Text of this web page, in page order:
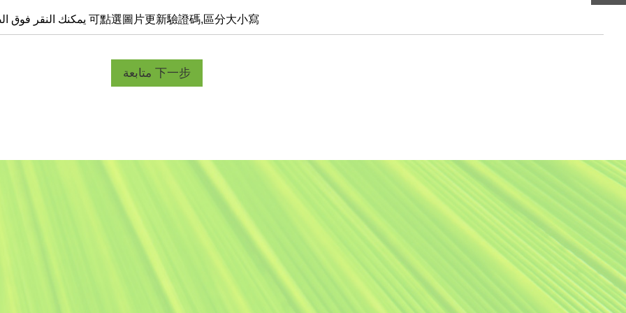
يمكنك النقر فوق الصورة لتحديث رمز التحقق الذي يتأثر بحالة الأحرف 可點選圖片更新驗證碼,區分大小寫
متابعة 下一步